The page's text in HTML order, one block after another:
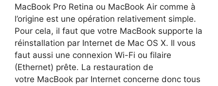
MacBook Pro Retina ou MacBook Air comme à
l’origine est une opération relativement simple.
Pour cela, il faut que votre MacBook supporte la
réinstallation par Internet de Mac OS X. Il vous
faut aussi une connexion Wi-Fi ou filaire
(Ethernet) prête. La restauration de
votre MacBook par Internet concerne donc tous